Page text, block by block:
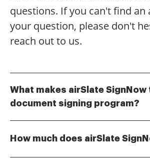
questions. If you can't find an
your question, please don't
reach out to us.
What makes airSlate SignNow
document signing program?
robust features, and cost-effective
How much does airSlate